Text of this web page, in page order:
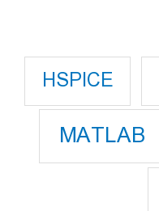
HSPICE
MATLAB